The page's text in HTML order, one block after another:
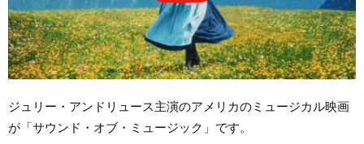
ジュリー・アンドリュース主演のアメリカのミュージカル映画
が「サウンド・オブ・ミュージック」です。